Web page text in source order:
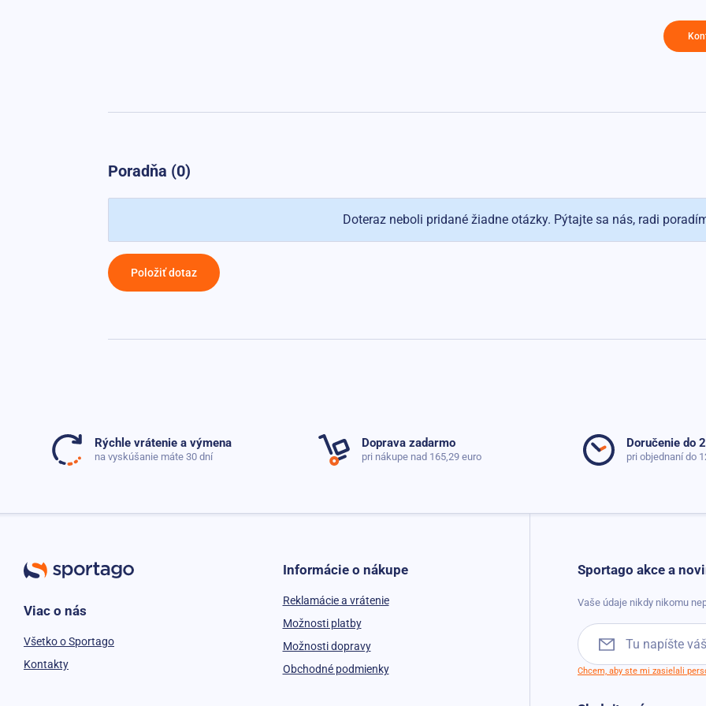
Poradňa (0)
Doteraz neboli pridané žiadne otázky. Pýtajte sa nás, radi
Položiť dotaz
Rýchle vrátenie a výmena
na vyskúšanie máte 30 dní
Doprava zadarmo
pri nákupe nad 165,29 euro
Doručenie do
pri objednaní do
Viac o nás
Všetko o Sportago
Kontakty
Informácie o nákupe
Reklamácie a vrátenie
Možnosti platby
Možnosti dopravy
Obchodné podmienky
Sportago akce a
Vaše údaje nikdy nikomu
Chcem, aby ste mi zasielali